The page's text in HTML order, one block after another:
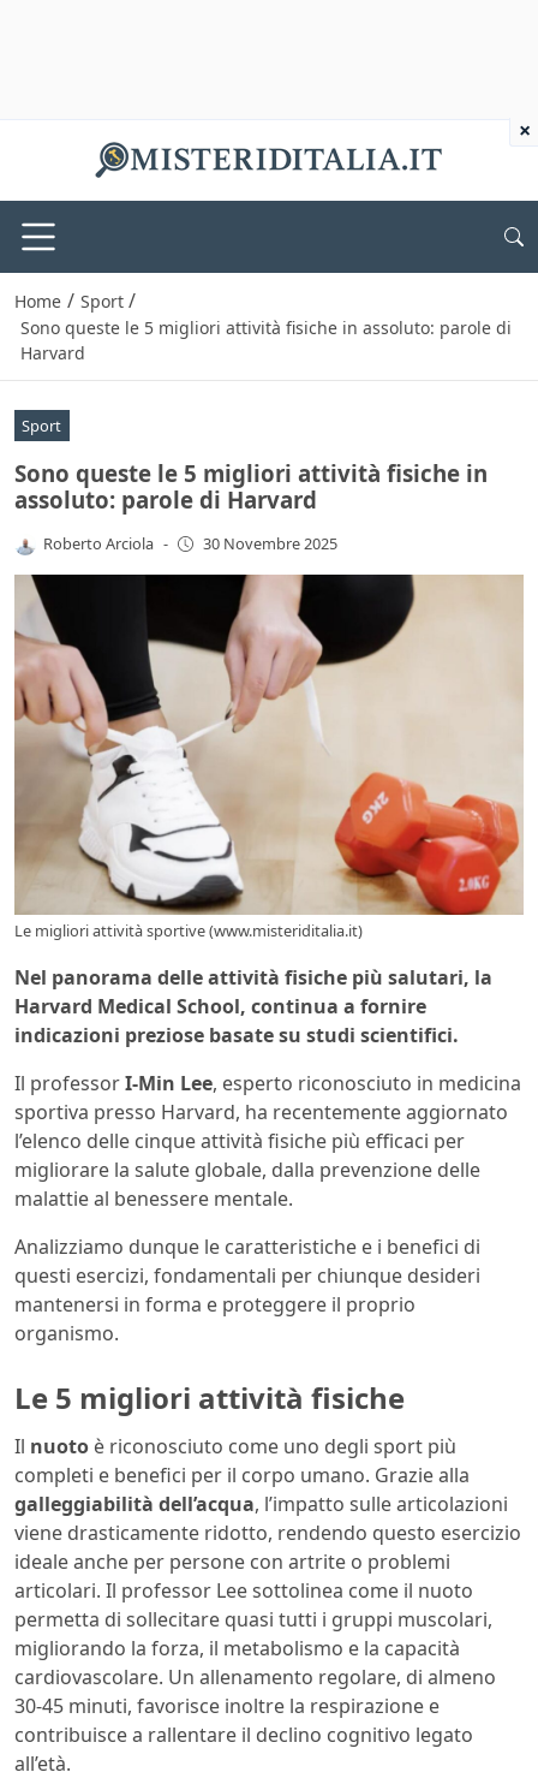
Home / Sport /
Sono queste le 5 migliori attività fisiche in assoluto: parole di
Harvard
Sport
Sono queste le 5 migliori attività fisiche in
assoluto: parole di Harvard
Roberto Arciola - 30 Novembre 2025
Le migliori attività sportive (www.misteriditalia.it)
Nel panorama delle attività fisiche più salutari, la
Harvard Medical School, continua a fornire
indicazioni preziose basate su studi scientifici.
Il professorI-Min Lee, esperto riconosciuto in medicina
sportiva presso Harvard, ha recentemente aggiornato
l’elenco delle cinque attività fisiche più efficaci per
migliorare la salute globale, dalla prevenzione delle
malattie al benessere mentale.
Analizziamo dunque le caratteristiche e i benefici di
questi esercizi, fondamentali per chiunque desideri
mantenersi in forma e proteggere il proprio
organismo.
Le 5 migliori attività fisiche
Il nuoto è riconosciuto come uno degli sport più
completi e benefici per il corpo umano. Grazie alla
galleggiabilità dell’acqua, l’impatto sulle articolazioni
viene drasticamente ridotto, rendendo questo esercizio
ideale anche per persone con artrite o problemi
articolari. Il professor Lee sottolinea come il nuoto
permetta di sollecitare quasi tutti i gruppi muscolari,
migliorando la forza, il metabolismo e la capacità
cardiovascolare. Un allenamento regolare, di almeno
30-45 minuti, favorisce inoltre la respirazione e
contribuisce a rallentare il declino cognitivo legato
all’età.
×